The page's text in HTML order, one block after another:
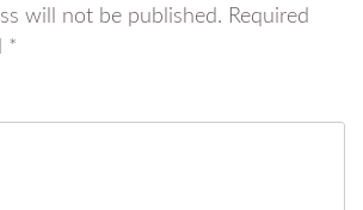
will not be published. Required
*